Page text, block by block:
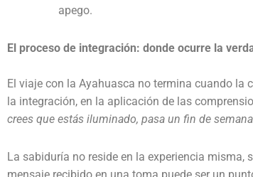
apego.
El proceso de integración: donde ocurre la
El viaje con la Ayahuasca no termina cuando la
la integración, en la aplicación de las
crees que estás iluminado, pasa un fin de
La sabiduría no reside en la experiencia misma,